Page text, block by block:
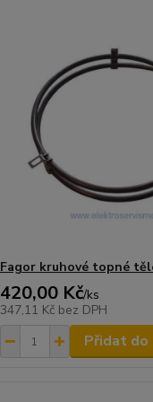
Fagor kruhové topné
420,00 Kč/ks
347,11 Kč bez DPH
Přidat do